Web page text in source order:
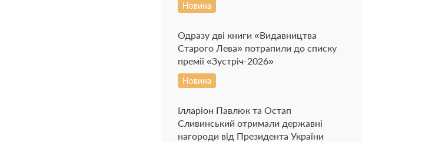
Новина
Одразу дві книги «Видавництва
Старого Лева» потрапили до списку
премії «Зустріч-2026»
Новина
Ілларіон Павлюк та Остап
Сливинський отримали державні
нагороди від Президента України